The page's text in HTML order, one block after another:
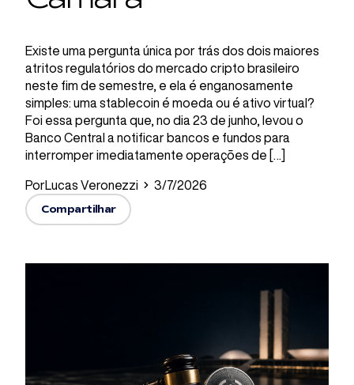
Existe uma pergunta única por trás dos dois maiores
atritos regulatórios do mercado cripto brasileiro
neste fim de semestre, e ela é enganosamente
simples: uma stablecoin é moeda ou é ativo virtual?
Foi essa pergunta que, no dia 23 de junho, levou o
Banco Central a notificar bancos e fundos para
interromper imediatamente operações de […]
Por Lucas Veronezzi 3/7/2026
Compartilhar